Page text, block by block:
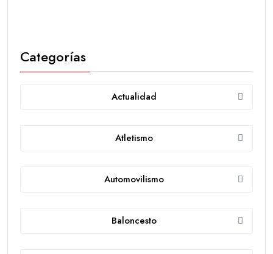
Categorías
Actualidad
Atletismo
Automovilismo
Baloncesto